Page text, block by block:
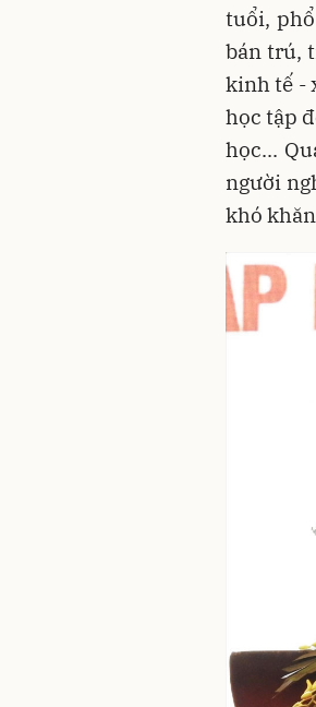
tuổi,
bán trú,
kinh tế -
học tập
học...
người
khó